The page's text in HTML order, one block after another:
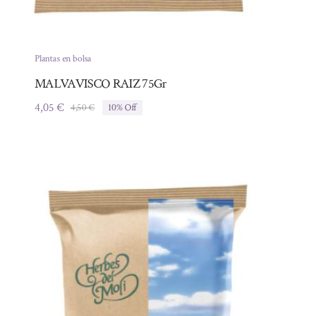
Plantas en bolsa
MALVAVISCO RAIZ 75Gr
4,50€El
4,05€
El
10% Off